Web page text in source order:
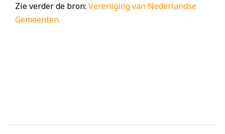
Zie verder de bron: Vereniging van Nederlandse
Gemeenten